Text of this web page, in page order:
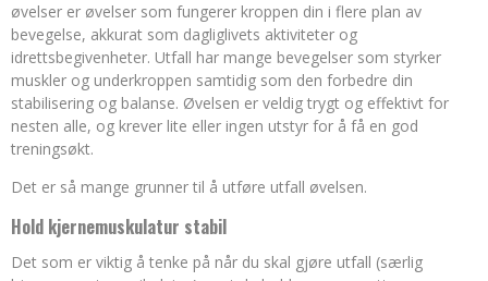
øvelser er øvelser som fungerer kroppen din i flere plan av
bevegelse, akkurat som dagliglivets aktiviteter og
idrettsbegivenheter. Utfall har mange bevegelser som styrker
muskler og underkroppen samtidig som den forbedre din
stabilisering og balanse. Øvelsen er veldig trygt og effektivt for
nesten alle, og krever lite eller ingen utstyr for å få en god
treningsøkt.
Det er så mange grunner til å utføre utfall øvelsen.
Hold kjernemuskulatur stabil
Det som er viktig å tenke på når du skal gjøre utfall (særlig